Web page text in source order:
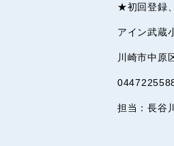
★初回登録
アイン武蔵
川崎市中原
担当：長谷